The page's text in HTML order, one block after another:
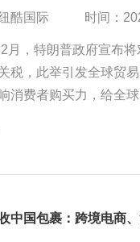
酷国际 时间：
月，特朗普政府宣布
税，此举引发全球贸
消费者购买力，给全
争优势。
中国包裹：跨境电商